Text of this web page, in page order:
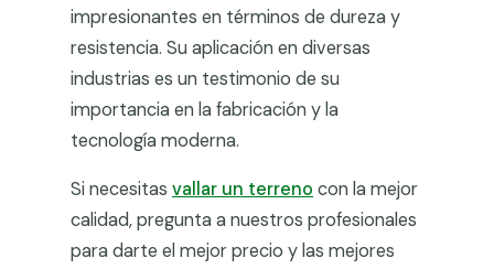
impresionantes en términos de dureza y
resistencia. Su aplicación en diversas
industrias es un testimonio de su
importancia en la fabricación y la
tecnología moderna.
Si necesitas vallar un terreno con la mejor
calidad, pregunta a nuestros profesionales
para darte el mejor precio y las mejores